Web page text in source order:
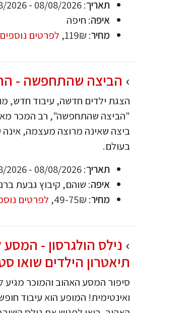
תאריך: 08/08/2026 - 15/08/2026
איפה: חיפה
מחיר: 119₪, לפרטים נוספים
הביצה שהתחפשה -
הצגת ילדים חדשה, עיבוד חדש,
"הביצה שהתחפשה", רב המכר
ביצה שאינה מרוצה מעצמה, אינה
בעולם.
תאריך: 08/08/2026 - 25/08/2026
איפה: שוהם, קיבוץ גבעת
מחיר: 49-75₪, לפרטים
נילס הולגרסון -
תיאטרון הילדים שואו
סיפור המסע האהוב והמוכר
ואינטימית! המופע הוא עיבוד